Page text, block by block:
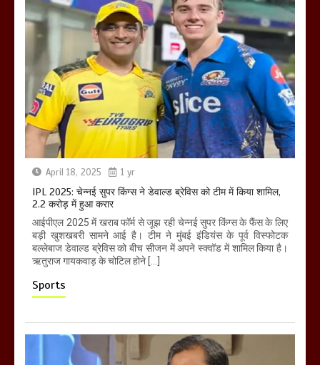
April 18, 2025 1 yr
IPL 2025: चेन्नई सुपर किंग्स ने डेवाल्ड ब्रेविस को टीम में किया शामिल,
2.2 करोड़ में हुआ करार
आईपीएल 2025 में खराब फॉर्म से जूझ रही चेन्नई सुपर किंग्स के फैंस के लिए
बड़ी खुशखबरी सामने आई है। टीम ने मुंबई इंडियंस के पूर्व विस्फोटक
बल्लेबाज डेवाल्ड ब्रेविस को बीच सीजन में अपने स्क्वॉड में शामिल किया है।
ऋतुराज गायकवाड़ के चोटिल होने […]
Sports